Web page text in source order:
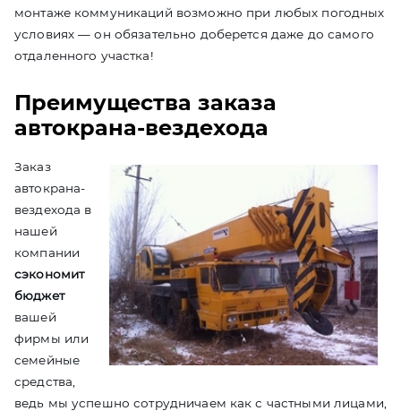
монтаже коммуникаций возможно при любых погодных
условиях — он обязательно доберется даже до самого
отдаленного участка!
Преимущества заказа
автокрана-вездехода
Заказ
автокрана-
вездехода в
нашей
компании
сэкономит
бюджет
вашей
фирмы или
семейные
средства,
ведь мы успешно сотрудничаем как с частными лицами,